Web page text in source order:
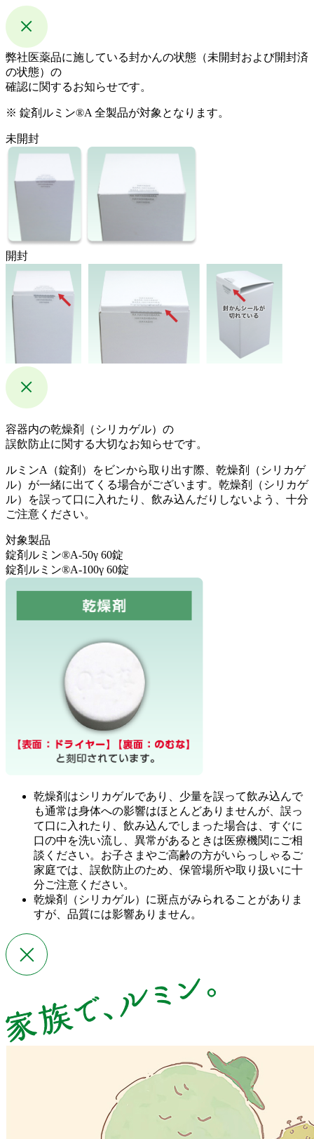
弊社医薬品に施している封かんの状態（未開封および開封済
の状態）の
確認に関するお知らせです。
※ 錠剤ルミン®A 全製品が対象となります。
未開封
開封
容器内の乾燥剤（シリカゲル）の
誤飲防止に関する大切なお知らせです。
ルミンA（錠剤）をビンから取り出す際、乾燥剤（シリカゲ
ル）が一緒に出てくる場合がございます。乾燥剤（シリカゲ
ル）を誤って口に入れたり、飲み込んだりしないよう、十分
ご注意ください。
対象製品
錠剤ルミン®A-50γ 60錠
錠剤ルミン®A-100γ 60錠
乾燥剤はシリカゲルであり、少量を誤って飲み込んで
も通常は身体への影響はほとんどありませんが、誤っ
て口に入れたり、飲み込んでしまった場合は、すぐに
口の中を洗い流し、異常があるときは医療機関にご相
談ください。お子さまやご高齢の方がいらっしゃるご
家庭では、誤飲防止のため、保管場所や取り扱いに十
分ご注意ください。
乾燥剤（シリカゲル）に斑点がみられることがありま
すが、品質には影響ありません。